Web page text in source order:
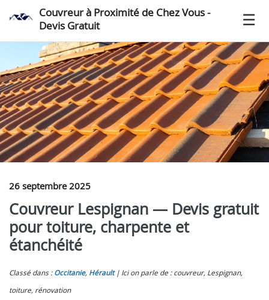
Couvreur à Proximité de Chez Vous -
Devis Gratuit
26 septembre 2025
Couvreur Lespignan — Devis gratuit
pour toiture, charpente et
étanchéité
Classé dans : Occitanie, Hérault
Ici on parle de : couvreur, Lespignan,
toiture, rénovation